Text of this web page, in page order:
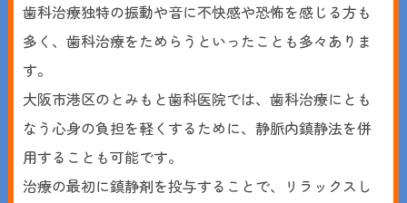
歯科治療独特の振動や音に不快感や恐怖を感じる方も
多く、歯科治療をためらうといったことも多々ありま
す。
大阪市港区のとみもと歯科医院では、歯科治療にとも
なう心身の負担を軽くするために、静脈内鎮静法を併
用することも可能です。
治療の最初に鎮静剤を投与することで、リラックスし